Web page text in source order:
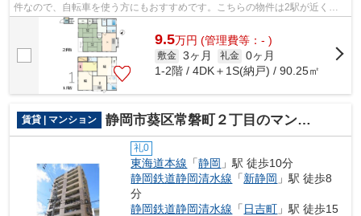
件なので、自転車を使う方にもおすすめです。こちらの物件は2駅が近くに
あり便利です。現在東海道本線静岡周辺...
9.5万円 (管理費等：- )
敷金 3ヶ月 礼金 0ヶ月
1-2階 / 4DK＋1S(納戸) / 90.25㎡
賃貸 | マンション 静岡市葵区常磐町２丁目のマンション
礼0
東海道本線 「静岡 」駅 徒歩10分
静岡鉄道静岡清水線 「新静岡 」駅 徒歩8
分
静岡鉄道静岡清水線 「日吉町 」駅 徒歩15